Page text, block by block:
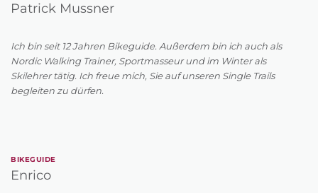
Patrick Mussner
Ich bin seit 12 Jahren Bikeguide. Außerdem bin ich auch als
Nordic Walking Trainer, Sportmasseur und im Winter als
Skilehrer tätig. Ich freue mich, Sie auf unseren Single Trails
begleiten zu dürfen.
BIKEGUIDE
Enrico